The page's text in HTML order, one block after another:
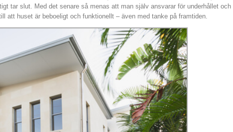
tar slut. Med det senare så menas att man själv ansvarar för underhållet och
att huset är beboeligt och funktionellt – även med tanke på framtiden.